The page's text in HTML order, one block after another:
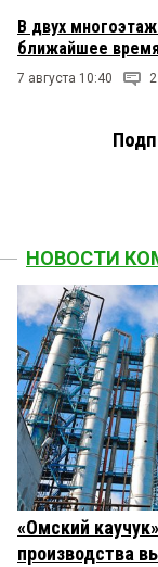
В двух
ближайшее
7 августа 10:40 2
НОВОСТИ
«Омский
производства